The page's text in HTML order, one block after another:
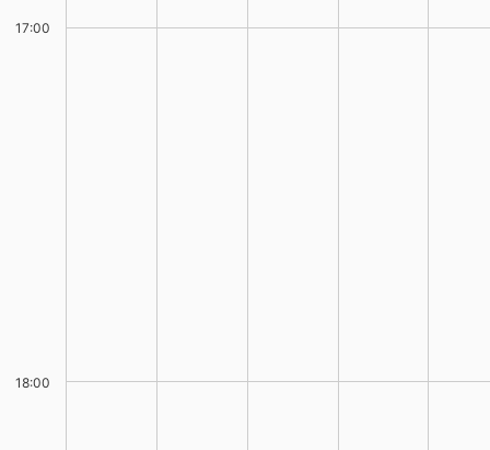
17:00
18:00